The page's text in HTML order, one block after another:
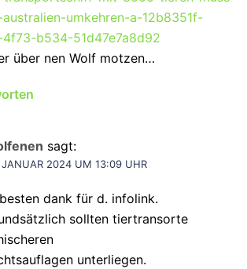
australien-umkehren-a-12b8351f-
b534-51d47e7a8d92
über nen Wolf motzen…
sagt:
JANUAR 2024 UM 13:09 UHR
dank für d. infolink.
sollten tiertransorte
unterliegen.